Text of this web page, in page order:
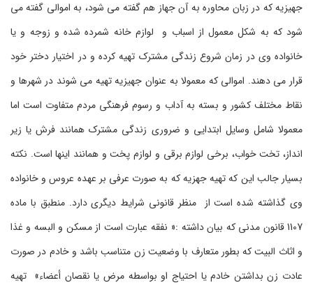
جهیزیه که در زبان محاوره به آن جهاز هم گفته می شود، به اموالی گفته می
شود که به شکل معمول از اسباب و لوازم خانه شمرده شده و زوجه و یا
خانواده وی در زمان شروع زندگی مشترک تهیه کرده و در اختیار دختر خود
قرار می دهند. اموالی که معمولا به عنوان جهیزیه تهیه می شوند در شهرها و
نقاط مختلف کشور و بسته به آداب و رسوم فرهنگی مردم متفاوت است اما
معمولا شامل وسایل ابتدایی و ضروری زندگی مشترک همانند فرش یا زیر
انداز، تخت خواب، برخی لوازم برقی و لوازم پخت و همانند اینها است. نکته
بسیار جالب این که تهیه جهزیه که به صورت عرفی بر عهده عروس و خانواده
وی گذاشته شده است از منظر قانونی شرایط دیگری دارد. منطبق با ماده
1107 قانون مدنی که بیان داشته :« نفقه عبارت است از مسکن و البسه و غذا
و اثاث البیت که بطور متعارف با وضعیت زن متناسب باشد و خادم در صورت
عادت زن بداشتن خادم یا احتیاج او بواسطه مرض یا نقصان أعضاء» تهیه